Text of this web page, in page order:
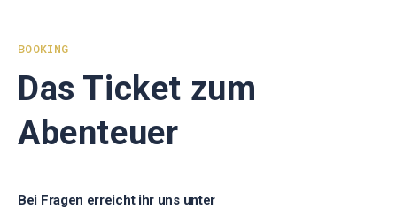
BOOKING
Das Ticket zum
Abenteuer
Bei Fragen erreicht ihr uns unter